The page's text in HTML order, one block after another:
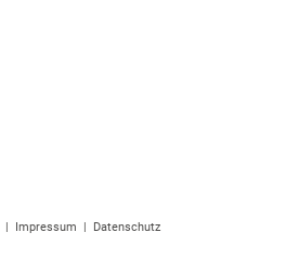
| Impressum | Datenschutz